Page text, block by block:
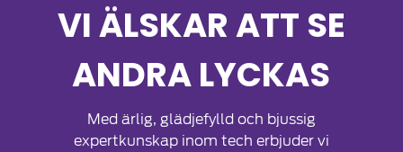
VI ÄLSKAR ATT SE
ANDRA LYCKAS
Med ärlig, glädjefylld och bjussig
expertkunskap inom tech erbjuder vi